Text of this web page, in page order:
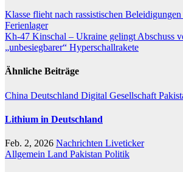
Beitragsnavigation
Klasse flieht nach rassistischen
Ferienlager
Kh-47 Kinschal – Ukraine gelingt Abschuss
„unbesiegbarer“ Hyperschallrakete
Ähnliche Beiträge
China Deutschland Digital Gesellschaft
Lithium in Deutschland
Feb. 2, 2026 Nachrichten Liveticker
Allgemein Land Pakistan Politik